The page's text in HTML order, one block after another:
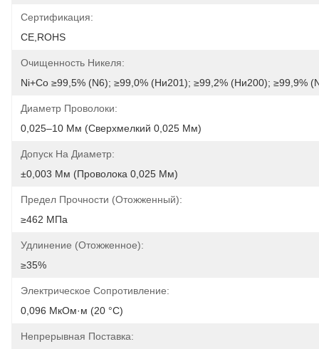
Сертификация:
CE,ROHS
Очищенность Никеля:
Ni+Co ≥99,5% (N6); ≥99,0% (Ни201); ≥99,2% (Ни200); ≥99,9%
Диаметр Проволоки:
0,025–10 Мм (сверхмелкий 0,025 Мм)
Допуск На Диаметр:
±0,003 Мм (проволока 0,025 Мм)
Предел Прочности (отожженный):
≥462 МПа
Удлинение (отожженное):
≥35%
Электрическое Сопротивление:
0,096 МкОм·м (20 °C)
Непрерывная Поставка: